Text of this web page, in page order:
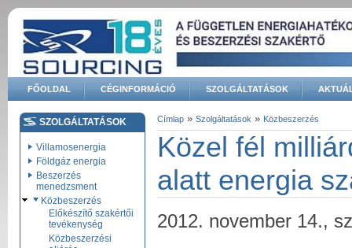
Ugrás a tartalomra
FŐOLDAL CÉGINFORMÁCIÓ SZOLGÁLTATÁSOK
Keresés űrlap
SZOLGÁLTATÁSOK
Villamosenergia
Földgáz energia
Beszerzés
menedzsment
Közbeszerzés
Előkészítő szakértői
tevékenység
Közbeszerzési
Jelenlegi hely
Címlap » Szolgáltatások » Közbeszerzés
Közel fél
alatt energia
2012. november 14.,